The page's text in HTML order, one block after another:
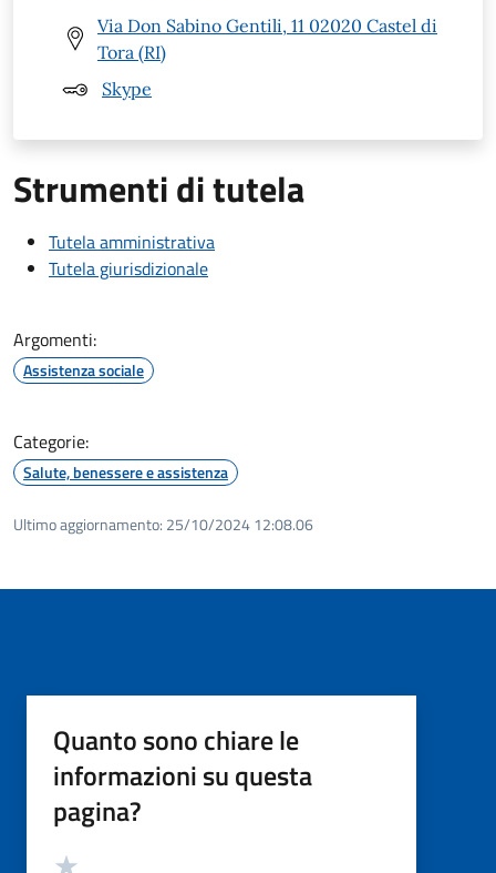
Via Don Sabino Gentili, 11 02020 Castel di
Tora (RI)
Skype
Strumenti di tutela
Tutela amministrativa
Tutela giurisdizionale
Argomenti:
Assistenza sociale
Categorie:
Salute, benessere e assistenza
Ultimo aggiornamento: 25/10/2024 12:08.06
Quanto sono chiare le
informazioni su questa
pagina?
Valutazione